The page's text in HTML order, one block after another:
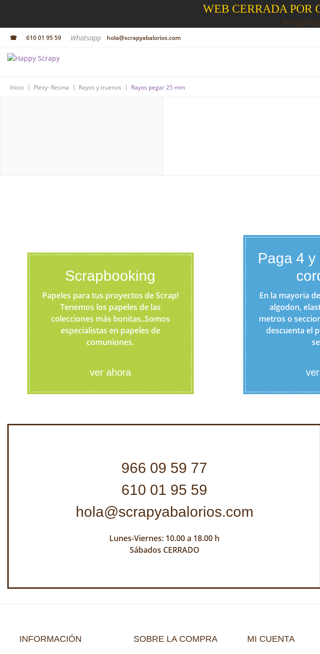
WEB CERRADA POR
NO
☎ 610 01 95 59 Whatsapp hola@scrapyabalorios.com
Inicio | Plexy- Resina | Rayos y truenos | Rayos pegar 25 mm
Scrapbooking
Papeles para tus proyectos de Scrap!
Tenemos los papeles de las
colecciones más bonitas..Somos
especialistas en papeles de
comuniones.
ver ahora
Paga 4
En la mayoria
algodon,
metros o
descuenta el
966 09 59 77
610 01 95 59
hola@scrapyabalorios.com
Lunes-Viernes: 10.00 a 18.00 h
Sábados CERRADO
INFORMACIÓN SOBRE LA COMPRA MI CUENTA